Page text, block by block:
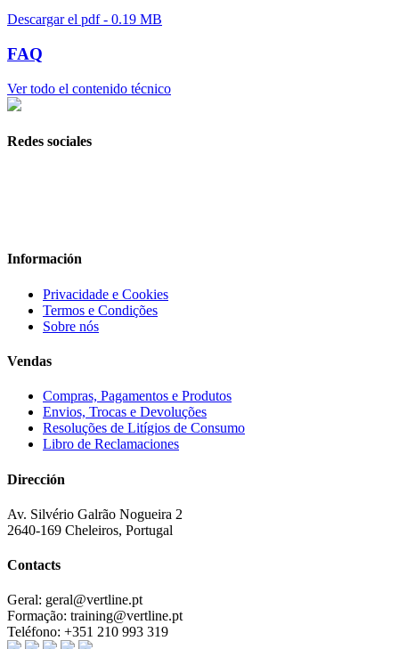
Descargar el pdf - 0.19 MB
FAQ
Ver todo el contenido técnico
Redes sociales
Información
Privacidade e Cookies
Termos e Condições
Sobre nós
Vendas
Compras, Pagamentos e Produtos
Envios, Trocas e Devoluções
Resoluções de Litígios de Consumo
Libro de Reclamaciones
Dirección
Av. Silvério Galrão Nogueira 2
2640-169 Cheleiros, Portugal
Contacts
Geral: geral@vertline.pt
Formação: training@vertline.pt
Teléfono: +351 210 993 319